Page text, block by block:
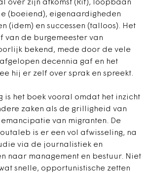
over zijn afkomst (Rif), loopbaan
(boeiend), eigenaardigheden
(idem) en successen (talloos). Het
van de burgemeester van
bekend, mede door de vele
decennia gaf en het
hij er zelf over sprak en spreekt.
is het boek vooral omdat het inzicht
zaken als de grilligheid van
van migranten. De
is er een vol afwisseling, na
via de journalistiek en
naar management en bestuur. Niet
snelle, opportunistische zetten